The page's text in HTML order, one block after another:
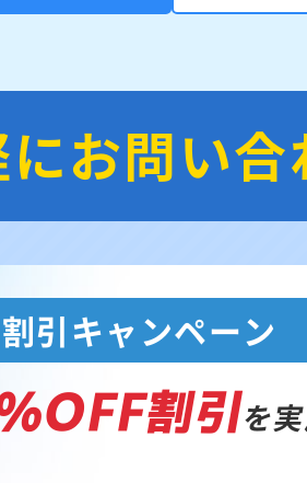
お問い
引キャンペーン
割引を